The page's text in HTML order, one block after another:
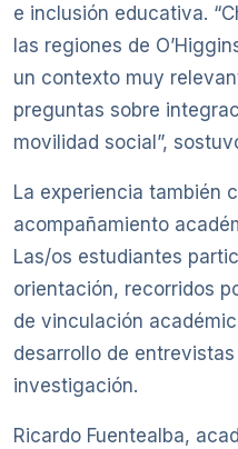
e inclusión educativa.
las regiones de
un contexto muy
preguntas sobre
movilidad social”,
La experiencia también
acompañamiento
Las/os estudiantes
orientación, recorridos
de vinculación
desarrollo de
investigación.
Ricardo Fuentealba,